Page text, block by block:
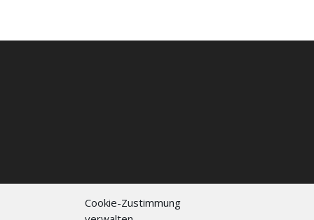
Cookie-Zustimmung